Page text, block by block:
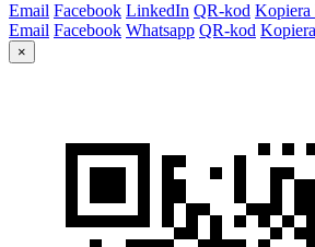
Email Facebook LinkedIn QR-kod Kopiera
Email Facebook Whatsapp QR-kod
×